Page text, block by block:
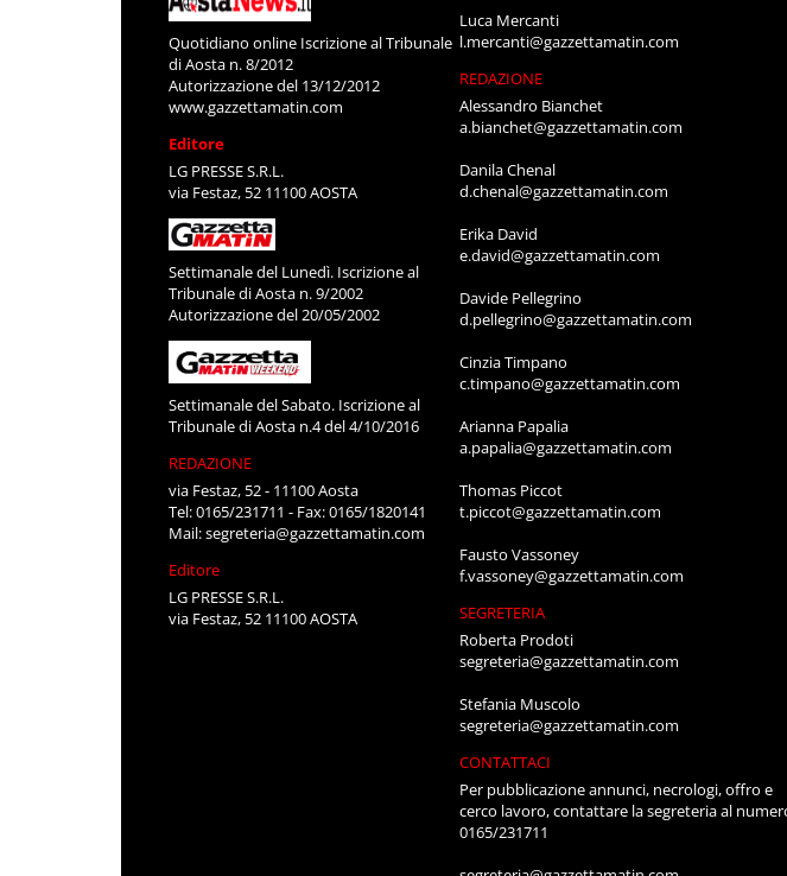
Quotidiano online Iscrizione al Tribunale
di Aosta n. 8/2012
Autorizzazione del 13/12/2012
Editore
LG PRESSE S.R.L.
via Festaz, 52 11100 AOSTA
Settimanale del Lunedì. Iscrizione al
Tribunale di Aosta n. 9/2002
Autorizzazione del 20/05/2002
Settimanale del Sabato. Iscrizione al
REDAZIONE
via Festaz, 52 - 11100 Aosta
Tel: 0165/231711 - Fax: 0165/1820141
Editore
LG PRESSE S.R.L.
DIRETTORE RESPONSABILE
Luca Mercanti
REDAZIONE
Alessandro Bianchet
Danila Chenal
Erika David
Davide Pellegrino
Cinzia Timpano
Arianna Papalia
Thomas Piccot
Fausto Vassoney
SEGRETERIA
Roberta Prodoti
Stefania Muscolo
CONTATTACI
Per pubblicazione annunci, necrologi, offro e
cerco lavoro, contattare la segreteria al numero: